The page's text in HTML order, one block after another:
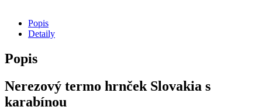
Popis
Detaily
Popis
Nerezový termo hrnček Slovakia s
karabínou